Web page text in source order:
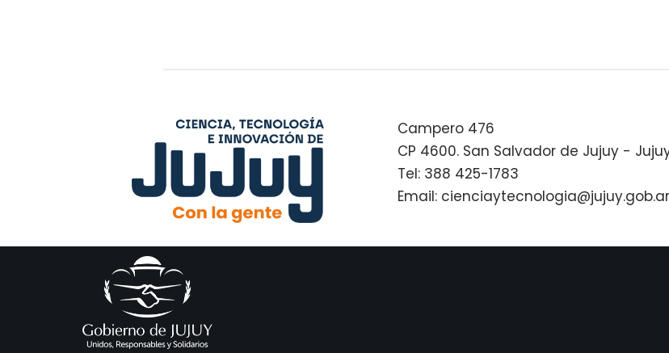
Campero 476
CP 4600. San Salvador de Jujuy -
Tel: 388 425-1783
Email: cienciaytecnologia@jujuy.gob.ar